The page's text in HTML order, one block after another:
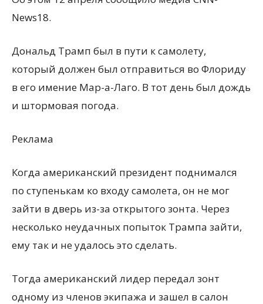
News18.
Дональд Трамп был в пути к самолету,
который должен был отправиться во Флориду
в его имение Мар-а-Лаго. В тот день был дождь
и штормовая погода.
Реклама
Когда американский президент поднимался
по ступенькам ко входу самолета, он не мог
зайти в дверь из-за открытого зонта. Через
несколько неудачных попыток Трампа зайти,
ему так и не удалось это сделать.
Тогда американский лидер передал зонт
одному из членов экипажа и зашел в салон